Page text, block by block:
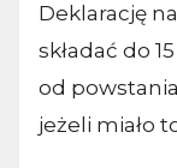
Deklarację
składać do
od
jeżeli miało